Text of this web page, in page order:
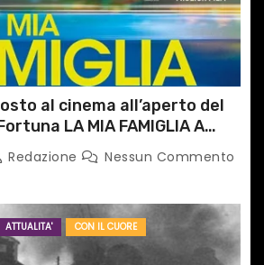
al cinema all’aperto del
LA MIA FAMIGLIA A
Redazione Nessun Commento
ATTUALITA' CON IL CUORE